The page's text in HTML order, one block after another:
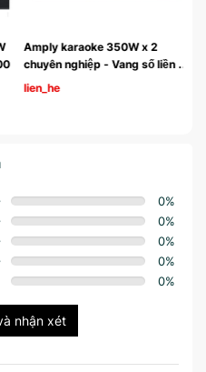
Amply karaoke 350W x 2
chuyên nghiệp - Vang số liền
công suất AAV  CE-350
lien_he
0%
0%
0%
0%
0%
nhận xét